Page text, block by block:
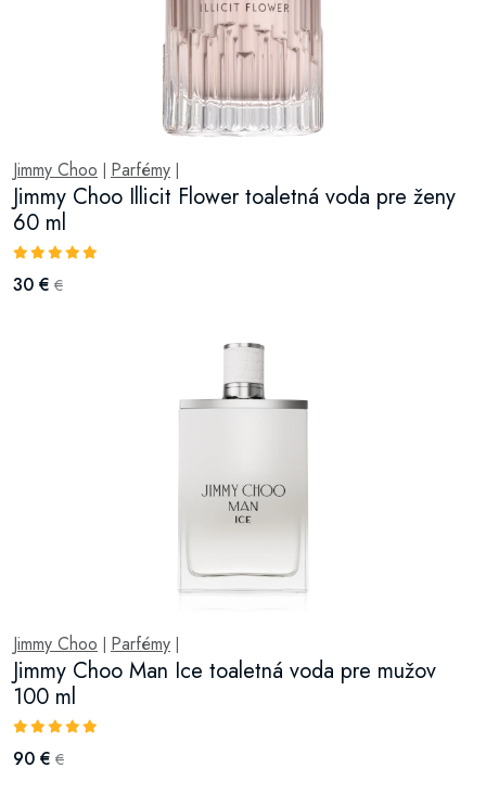
Jimmy Choo Parfémy
Jimmy Choo Illicit Flower toaletná voda pre ženy
60 ml
30 € €
Jimmy Choo Parfémy
Jimmy Choo Man Ice toaletná voda pre mužov
100 ml
90 € €